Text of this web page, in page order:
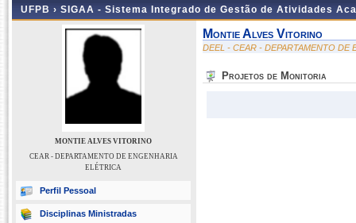
UFPB › SIGAA - Sistema Integrado de Gestão de Atividades
MONTIE ALVES VITORINO
CEAR - DEPARTAMENTO DE ENGENHARIA
ELÉTRICA
Perfil Pessoal
Disciplinas Ministradas
Montie Alves Vitorino
DEEL - CEAR - DEPARTAMENTO DE
Projetos de Monitoria